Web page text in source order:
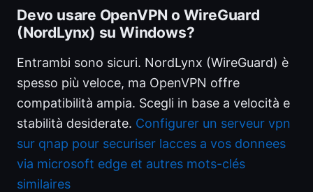
Devo usare OpenVPN o WireGuard
(NordLynx) su Windows?
Entrambi sono sicuri. NordLynx (WireGuard) è
spesso più veloce, ma OpenVPN offre
compatibilità ampia. Scegli in base a velocità e
stabilità desiderate. Configurer un serveur vpn
sur qnap pour securiser lacces a vos donnees
via microsoft edge et autres mots-clés
similaires